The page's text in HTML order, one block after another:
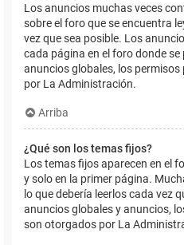
Los anuncios muchas veces
sobre el foro que se encuentra
vez que sea posible. Los
cada página en el foro donde
anuncios globales, los
por La Administración.
Arriba
¿Qué son los temas fijos?
Los temas fijos aparecen en el
y solo en la primer página.
lo que debería leerlos cada vez
anuncios globales y anuncios,
son otorgados por La